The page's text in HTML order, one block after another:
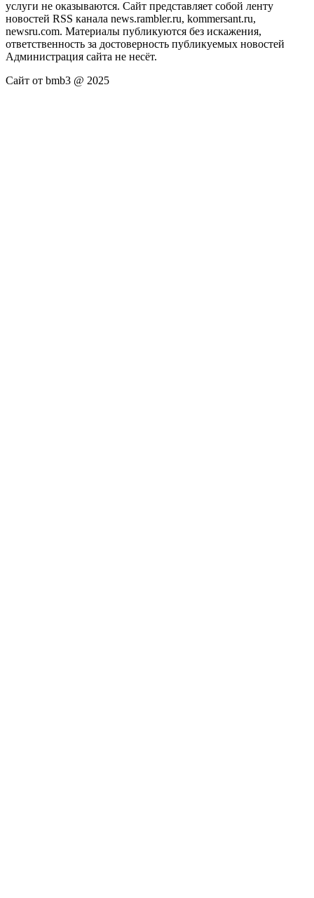
услуги не оказываются. Сайт представляет собой ленту
новостей RSS канала news.rambler.ru, kommersant.ru,
newsru.com. Материалы публикуются без искажения,
ответственность за достоверность публикуемых новостей
Администрация сайта не несёт.
Сайт от bmb3 @ 2025